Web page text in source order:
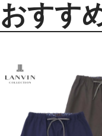
おすす